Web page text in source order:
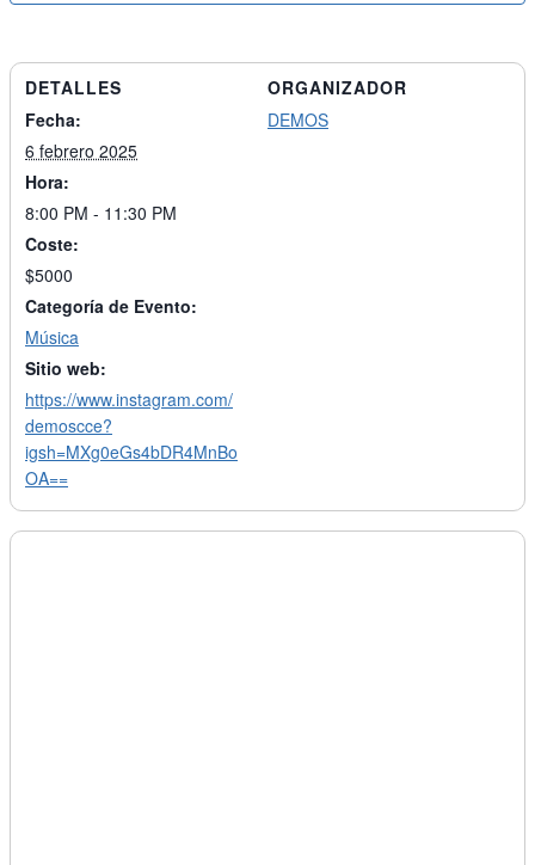
DETALLES
Fecha:
6 febrero 2025
Hora:
8:00 PM - 11:30 PM
Coste:
$5000
Categoría de Evento:
Música
Sitio web:
https://www.instagram.com/
demoscce?
igsh=MXg0eGs4bDR4MnBo
OA==
ORGANIZADOR
DEMOS